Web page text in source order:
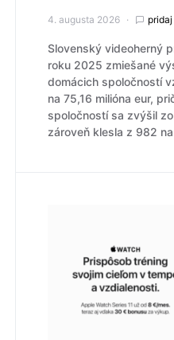
4. augusta 2026
Slovenský videoherný
roku 2025 zmiešané
domácich spoločností
na 75,16 milióna eur,
spoločností sa zvýšil
zároveň klesla z 982